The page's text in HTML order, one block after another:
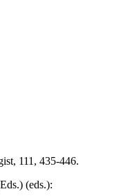
111, 435-446.
(eds.):